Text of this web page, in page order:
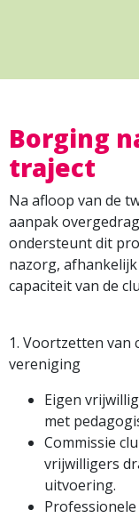
Borging
traject
Na afloop van de
aanpak
ondersteunt dit
nazorg,
capaciteit van de
1. Voortzetten van
vereniging
Eigen
met
Commissie
vrijwilligers
uitvoering.
Professionele